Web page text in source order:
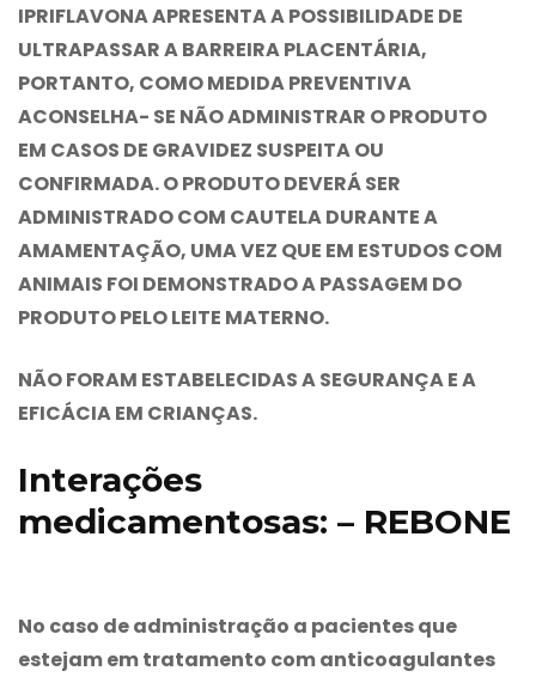
IPRIFLAVONA APRESENTA A POSSIBILIDADE DE
ULTRAPASSAR A BARREIRA PLACENTÁRIA,
PORTANTO, COMO MEDIDA PREVENTIVA
ACONSELHA- SE NÃO ADMINISTRAR O PRODUTO
EM CASOS DE GRAVIDEZ SUSPEITA OU
CONFIRMADA. O PRODUTO DEVERÁ SER
ADMINISTRADO COM CAUTELA DURANTE A
AMAMENTAÇÃO, UMA VEZ QUE EM ESTUDOS COM
ANIMAIS FOI DEMONSTRADO A PASSAGEM DO
PRODUTO PELO LEITE MATERNO.
NÃO FORAM ESTABELECIDAS A SEGURANÇA E A
EFICÁCIA EM CRIANÇAS.
Interações
medicamentosas: – REBONE
No caso de administração a pacientes que
estejam em tratamento com anticoagulantes